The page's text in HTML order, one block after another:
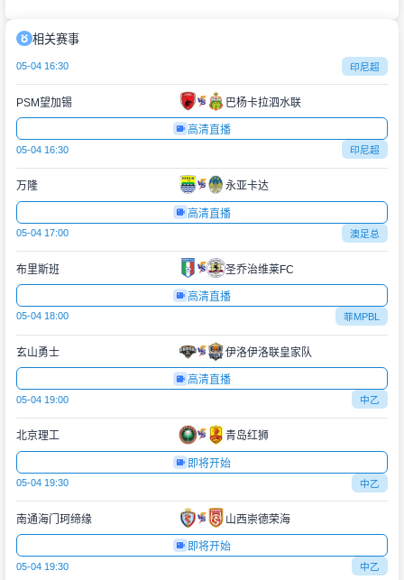
相关赛事
05-04 16:30 印尼超
PSM望加锡 巴杨卡拉泗水联
高清直播
05-04 16:30 印尼超
万隆 永亚卡达
高清直播
05-04 17:00 澳足总
布里斯班 圣乔治维莱FC
高清直播
05-04 18:00 菲MPBL
玄山勇士 伊洛伊洛联皇家队
高清直播
05-04 19:00 中乙
北京理工 青岛红狮
即将开始
05-04 19:30 中乙
南通海门珂缔缘 山西崇德荣海
即将开始
05-04 19:30 中乙